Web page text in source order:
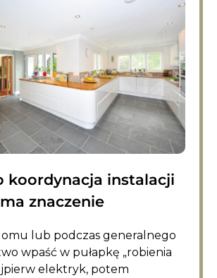
koordynacja instalacji
znaczenie
lub podczas generalnego
wpaść w pułapkę „robienia
elektryk, potem